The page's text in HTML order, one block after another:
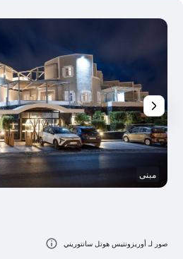
مبنى
صور لـ أوريزونتيس هوتل سانتوريني